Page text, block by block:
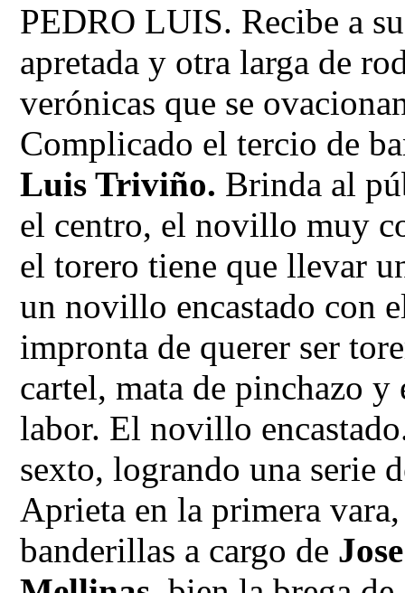
PEDRO LUIS. Recibe a
apretada y otra larga de
verónicas que se
Complicado el tercio de
Luis Triviño. Brinda al
el centro, el novillo muy
el torero tiene que llevar
un novillo encastado con
impronta de querer ser
cartel, mata de pinchazo y
labor. El novillo
sexto, logrando una serie
Aprieta en la primera
banderillas a cargo de